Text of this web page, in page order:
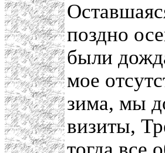
поздно
были
мое
зима, мы
визиты,